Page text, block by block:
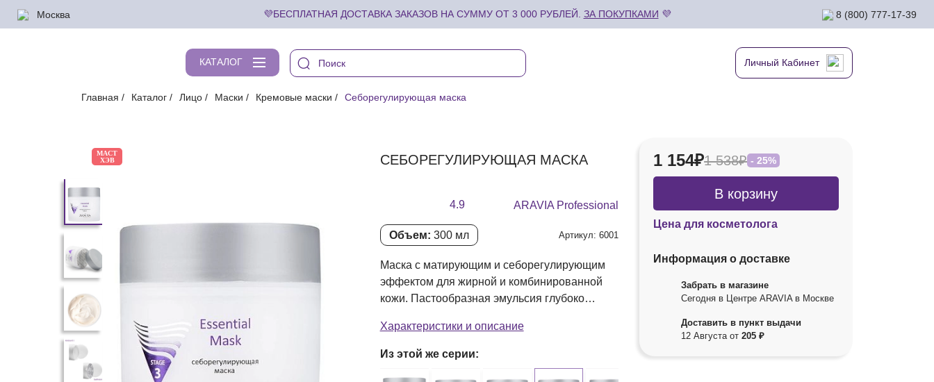
💜БЕСПЛАТНАЯ ДОСТАВКА ЗАКАЗОВ НА СУММУ ОТ 3 000 РУБЛЕЙ. ЗА ПОКУПКАМИ 💜
Москва 8 (800) 777-17-39
КАТАЛОГ Личный Кабинет
Главная Каталог Лицо Маски Кремовые маски Себорегулирующая маска
МАСТ
ХЭВ
СЕБОРЕГУЛИРУЮЩАЯ МАСКА
4.9 ARAVIA Professional
Объем: 300 мл Артикул: 6001
Маска с матирующим и себорегулирующим
эффектом для жирной и комбинированной
кожи. Пастообразная эмульсия глубоко
Характеристики и описание
Из этой же серии:
1 154₽1 538₽ - 25%
В корзину
Цена для косметолога
Информация о доставке
Забрать в магазине
Сегодня в Центре ARAVIA в Москве
Доставить в пункт выдачи
12 Августа от205 ₽